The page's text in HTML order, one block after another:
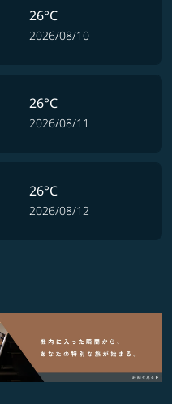
26°C
2026/08/10
26°C
2026/08/11
26°C
2026/08/12